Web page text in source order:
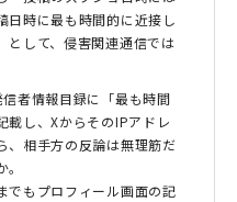
日時に最も時間的に近接し
として、侵害関連通信では
者情報目録に「最も時間
載し、XからそのIPアドレ
、相手方の反論は無理筋だ
でもプロフィール画面の記